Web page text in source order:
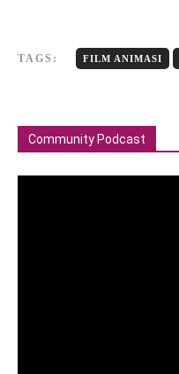
TAGS: FILM ANIMASI
Community Podcast